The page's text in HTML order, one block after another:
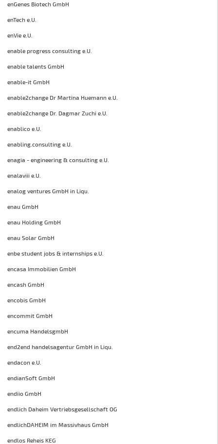
enGenes Biotech GmbH
enTech e.U.
enVie e.U.
enable progress consulting e.U.
enable talents GmbH
enable-it GmbH
enable2change Dr Martina Huemann e.U.
enable2change Dr. Dagmar Zuchi e.U.
enablico e.U.
enabling.consulting e.U.
enagia - engineering & consulting e.U.
enalaviii e.U.
enalog ventures GmbH in Liqu.
enau GmbH
enau Holding GmbH
enau Solar GmbH
enbe student jobs & internships e.U.
encasa Immobilien GmbH
encash GmbH
encobis GmbH
encommit GmbH
encuma HandelsgmbH
end2end handelsagentur GmbH in Liqu.
endacon e.U.
endianSoft GmbH
endiio GmbH
endlich Daheim Vertriebsgesellschaft OG
endlichDAHEIM im Massivhaus GmbH
endlos Reheis KEG